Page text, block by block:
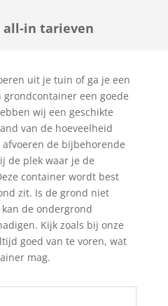
all-in tarieven
uit je tuin of ga je een
een goede
wij een geschikte
van de hoeveelheid
de bijbehorende
de plek waar je de
container wordt best
zit. Is de grond niet
de ondergrond
Kijk zoals bij onze
goed van te voren, wat
mag.